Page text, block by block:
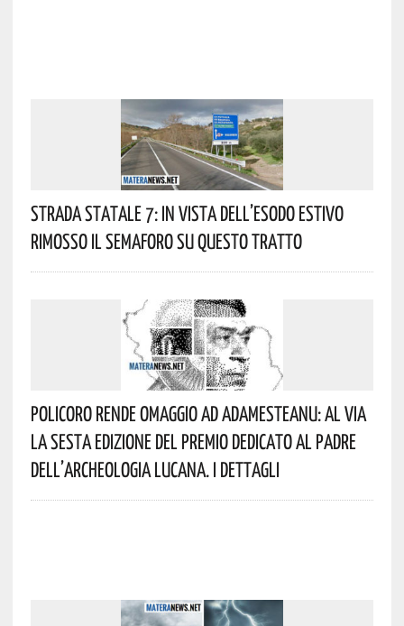
Strada Statale 7: In Vista Dell’esodo Estivo
Rimosso Il Semaforo Su Questo Tratto
Policoro Rende Omaggio Ad Adamesteanu: Al Via
La Sesta Edizione Del Premio Dedicato Al Padre
Dell’archeologia Lucana. I Dettagli